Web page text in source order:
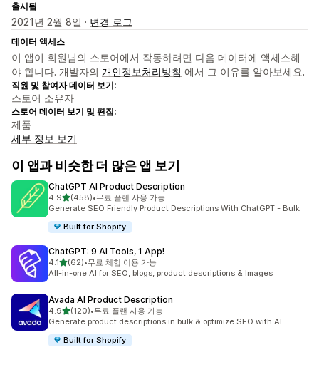
출시됨
2021년 2월 8일 · 변경 로그
데이터 액세스
이 앱이 회원님의 스토어에서 작동하려면 다음 데이터에 액세스해
야 합니다. 개발자의 개인정보처리방침 에서 그 이유를 알아보세요.
직원 및 참여자 데이터 보기:
스토어 소유자
스토어 데이터 보기 및 편집:
제품
세부 정보 보기
이 앱과 비슷한 더 많은 앱 보기
ChatGPT AI Product Description
4.9별 5개 중
(458)
총 리뷰 458개
•무료 플랜 사용 가능
Generate SEO Friendly Product Descriptions With ChatGPT - Bulk
Built for Shopify
ChatGPT: 9 AI Tools, 1 App!
4.1별 5개 중
(62)
총 리뷰 62개
•무료 체험 이용 가능
All-in-one AI for SEO, blogs, product descriptions & Images
Avada AI Product Description
4.9별 5개 중
(120)
총 리뷰 120개
•무료 플랜 사용 가능
Generate product descriptions in bulk & optimize SEO with AI
Built for Shopify